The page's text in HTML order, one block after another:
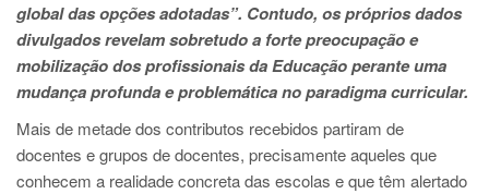
global das opções adotadas”. Contudo, os próprios dados
divulgados revelam sobretudo a forte preocupação e
mobilização dos profissionais da Educação perante uma
mudança profunda e problemática no paradigma curricular.
Mais de metade dos contributos recebidos partiram de
docentes e grupos de docentes, precisamente aqueles que
conhecem a realidade concreta das escolas e que têm alertado